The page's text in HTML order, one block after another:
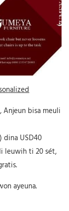
bisa meuli
dina USD40
leuwih ti 20 sét,
ayeuna.